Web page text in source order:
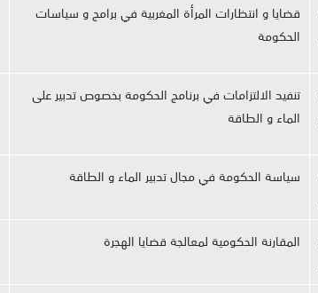
قضايا و انتظارات المرأة المغربية في برامج و سياسات
الحكومة
تنفيد الالتزامات في برنامج الحكومة بخصوص تدبير على
الماء و الطاقة
سياسة الحكومة في مجال تدبير الماء و الطاقة
المقارنة الحكومية لمعالجة قضايا الهجرة